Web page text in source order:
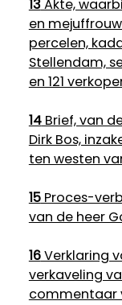
13Akte,
en
percelen,
Stellendam,
en 121
14Brief, van
Dirk Bos,
ten westen
15Proces-
van de heer
16Verklaring
verkaveling
commentaar